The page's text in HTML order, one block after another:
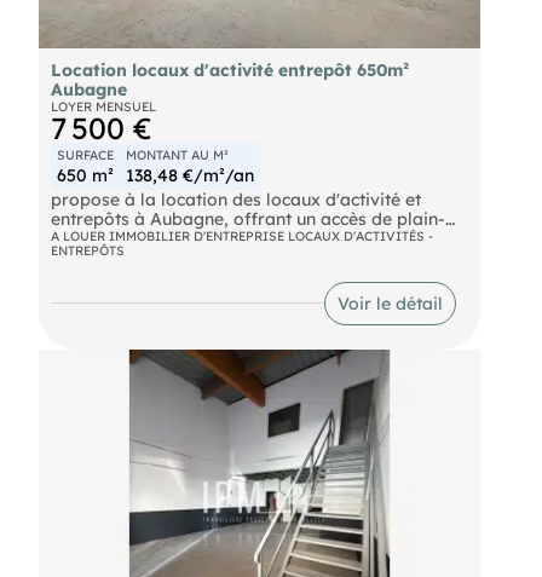
Location locaux d'activité entrepôt 650m²
Aubagne
LOYER MENSUEL
7 500 €
SURFACE
650 m²
MONTANT AU M²
138,48 €/m²/an
propose à la location des locaux d'activité et
entrepôts à Aubagne, offrant un accès de plain-
pied et adapté aux gros porteurs. Ces espaces
bénéficient de portes sectionnelles, d'une hauteur
bureaux climatisés, d'un terrain privatif, de places
de parking et d'une alimentation électrique en
A LOUER IMMOBILIER D'ENTREPRISE LOCAUX D'ACTIVITÉS -
ENTREPÔTS
Voir le détail